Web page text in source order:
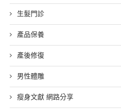
生髮門診
產品保養
產後修復
男性體雕
瘦身文獻 網路分享